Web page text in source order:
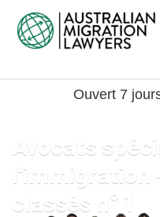
Ouvert 7
Avocats
l'immigration
classés n° 1